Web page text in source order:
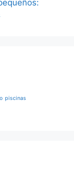
piscinas